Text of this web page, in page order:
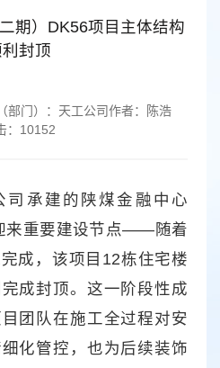
期）DK56项目主体结构
利封顶
部门）： 天工公司作者：
陈浩
： 10152
司承建的陕煤金融中心
来重要建设节点——随着
成，该项目12栋住宅楼
成封顶。这一阶段性成
团队在施工全过程对安
化管控，也为后续装饰